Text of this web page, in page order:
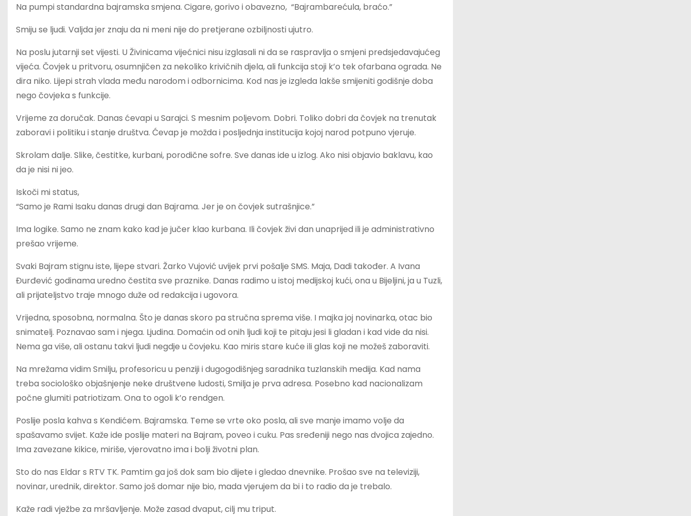
Na pumpi standardna bajramska smjena. Cigare, gorivo i obavezno, “Bajrambarećula, braćo.”
Smiju se ljudi. Valjda jer znaju da ni meni nije do pretjerane ozbiljnosti ujutro.
Na poslu jutarnji set vijesti. U Živinicama vijećnici nisu izglasali ni da se raspravlja o smjeni predsjedavajućeg
vijeća. Čovjek u pritvoru, osumnjičen za nekoliko krivičnih djela, ali funkcija stoji k’o tek ofarbana ograda. Ne
dira niko. Lijepi strah vlada među narodom i odbornicima. Kod nas je izgleda lakše smijeniti godišnje doba
nego čovjeka s funkcije.
Vrijeme za doručak. Danas ćevapi u Sarajci. S mesnim poljevom. Dobri. Toliko dobri da čovjek na trenutak
zaboravi i politiku i stanje društva. Ćevap je možda i posljednja institucija kojoj narod potpuno vjeruje.
Skrolam dalje. Slike, čestitke, kurbani, porodične sofre. Sve danas ide u izlog. Ako nisi objavio baklavu, kao
da je nisi ni jeo.
Iskoči mi status,
“Samo je Rami Isaku danas drugi dan Bajrama. Jer je on čovjek sutrašnjice.”
Ima logike. Samo ne znam kako kad je jučer klao kurbana. Ili čovjek živi dan unaprijed ili je administrativno
prešao vrijeme.
Svaki Bajram stignu iste, lijepe stvari. Žarko Vujović uvijek prvi pošalje SMS. Maja, Dadi također. A Ivana
Đurđević godinama uredno čestita sve praznike. Danas radimo u istoj medijskoj kući, ona u Bijeljini, ja u Tuzli,
ali prijateljstvo traje mnogo duže od redakcija i ugovora.
Vrijedna, sposobna, normalna. Što je danas skoro pa stručna sprema više. I majka joj novinarka, otac bio
snimatelj. Poznavao sam i njega. Ljudina. Domaćin od onih ljudi koji te pitaju jesi li gladan i kad vide da nisi.
Nema ga više, ali ostanu takvi ljudi negdje u čovjeku. Kao miris stare kuće ili glas koji ne možeš zaboraviti.
Na mrežama vidim Smilju, profesoricu u penziji i dugogodišnjeg saradnika tuzlanskih medija. Kad nama
treba sociološko objašnjenje neke društvene ludosti, Smilja je prva adresa. Posebno kad nacionalizam
počne glumiti patriotizam. Ona to ogoli k’o rendgen.
Poslije posla kahva s Kendićem. Bajramska. Teme se vrte oko posla, ali sve manje imamo volje da
spašavamo svijet. Kaže ide poslije materi na Bajram, poveo i cuku. Pas sređeniji nego nas dvojica zajedno.
Ima zavezane kikice, miriše, vjerovatno ima i bolji životni plan.
Sto do nas Eldar s RTV TK. Pamtim ga još dok sam bio dijete i gledao dnevnike. Prošao sve na televiziji,
novinar, urednik, direktor. Samo još domar nije bio, mada vjerujem da bi i to radio da je trebalo.
Kaže radi vježbe za mršavljenje. Može zasad dvaput, cilj mu triput.